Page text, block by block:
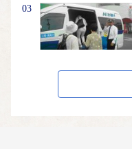
03